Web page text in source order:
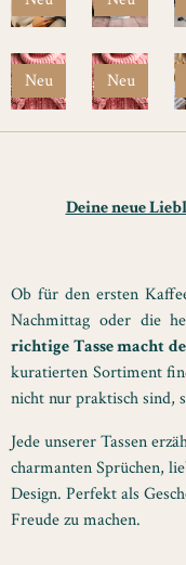
Neu Neu
Deine neue
Ob für den ersten
Nachmittag oder die
richtige Tasse macht
kuratierten Sortiment
nicht nur praktisch sind,
Jede unserer Tassen
charmanten Sprüchen,
Design. Perfekt als
Freude zu machen.